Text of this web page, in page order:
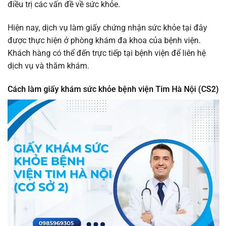
điều trị các vấn đề về sức khỏe.
Hiện nay, dịch vụ làm giấy chứng nhận sức khỏe tại đây
được thực hiện ở phòng khám đa khoa của bệnh viện.
Khách hàng có thể đến trực tiếp tại bệnh viện để liên hệ
dịch vụ và thăm khám.
Cách làm giấy khám sức khỏe bệnh viện Tim Hà Nội (CS2)